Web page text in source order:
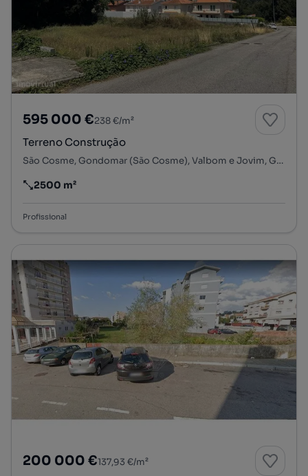
595 000 €238 €/m²
Terreno Construção
São Cosme, Gondomar (São Cosme), Valbom e Jovim, Gondomar, Porto
Preço por metro quadrado
2500 m²
Profissional
200 000 €137,93 €/m²